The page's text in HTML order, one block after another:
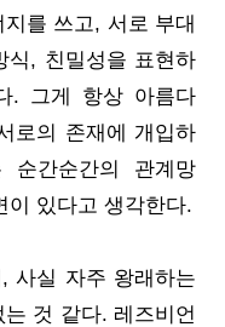
를 쓰고, 서로 부대
식, 친밀성을 표현하
. 그게 항상 아름다
로의 존재에 개입하
순간순간의 관계망
이 있다고 생각한다.
사실 자주 왕래하는
것 같다. 레즈비언